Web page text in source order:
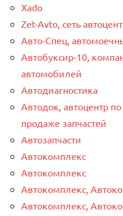
Xado
Zet-Avto, сеть
Авто-Спец,
Автобуксир-10,
автомобилей
Автодиагностика
Автодок, автоцентр
продаже запчастей
Автозапчасти
Автокомплекс
Автокомплекс
Автокомплекс,
Автокомплекс,